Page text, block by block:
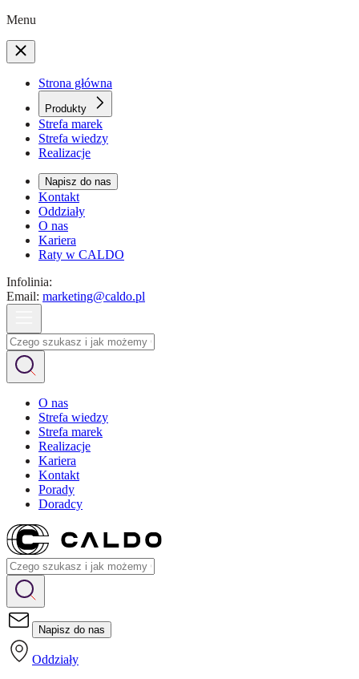
Menu
Strona główna
Produkty
Strefa marek
Strefa wiedzy
Realizacje
Napisz do nas
Kontakt
Oddziały
O nas
Kariera
Raty w CALDO
Infolinia:
Email: marketing@caldo.pl
O nas
Strefa wiedzy
Strefa marek
Realizacje
Kariera
Kontakt
Porady
Doradcy
Napisz do nas
Oddziały